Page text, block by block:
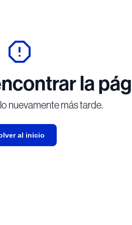
la
nuevamente más tarde.
al inicio